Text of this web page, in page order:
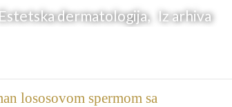
dermatologija, Iz arhiva
lososovom spermom sa